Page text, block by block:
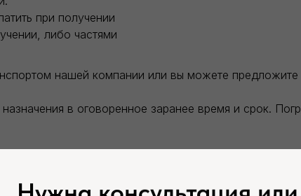
при получении
либо частями
нашей компании или вы можете
в оговоренное заранее время и срок.
Разгрузка заказанного товара производится